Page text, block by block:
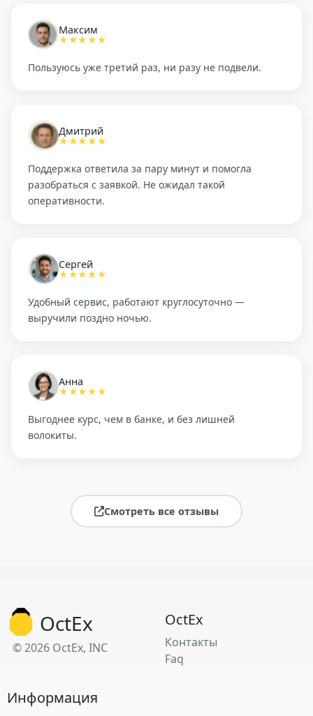
Максим
★★★★★
Пользуюсь уже третий раз, ни разу не подвели.
Дмитрий
★★★★★
Поддержка ответила за пару минут и помогла
разобраться с заявкой. Не ожидал такой
оперативности.
Сергей
★★★★★
Удобный сервис, работают круглосуточно —
выручили поздно ночью.
Анна
★★★★★
Выгоднее курс, чем в банке, и без лишней
волокиты.
Смотреть все отзывы
OctEx
© 2026 OctEx, INC
OctEx
Контакты
Faq
Информация